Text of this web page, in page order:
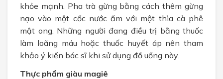
khỏe mạnh. Pha trà gừng bằng cách thêm gừng
nạo vào một cốc nước ấm với một thìa cà phê
mật ong. Những người đang điều trị bằng thuốc
làm loãng máu hoặc thuốc huyết áp nên tham
khảo ý kiến bác sĩ khi sử dụng đồ uống này.
Thực phẩm giàu magiê